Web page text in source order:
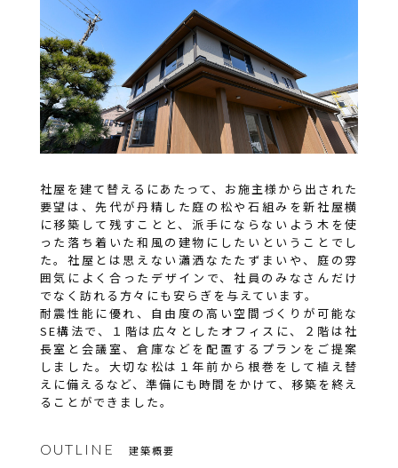
社屋を建て替えるにあたって、お施主様から出された
要望は、先代が丹精した庭の松や石組みを新社屋横
に移築して残すことと、派手にならないよう木を使
った落ち着いた和風の建物にしたいということでし
た。社屋とは思えない瀟洒なたたずまいや、庭の雰
囲気によく合ったデザインで、社員のみなさんだけ
でなく訪れる方々にも安らぎを与えています。
耐震性能に優れ、自由度の高い空間づくりが可能な
SE構法で、１階は広々としたオフィスに、２階は社
長室と会議室、倉庫などを配置するプランをご提案
しました。大切な松は１年前から根巻をして植え替
えに備えるなど、準備にも時間をかけて、移築を終え
ることができました。
OUTLINE 建築概要